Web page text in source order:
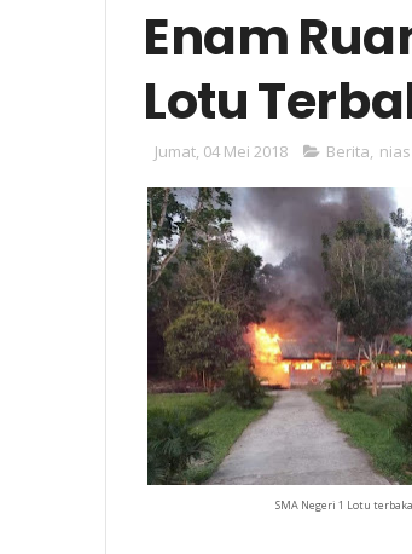
Enam
Lotu
Jumat, 04 Mei 2018 Berita
SMA Negeri 1 Lotu